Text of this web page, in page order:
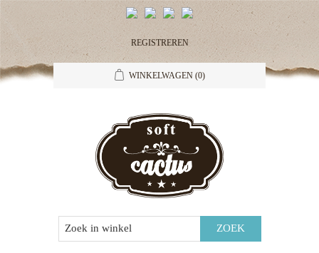
REGISTREREN
WINKELWAGEN (0)